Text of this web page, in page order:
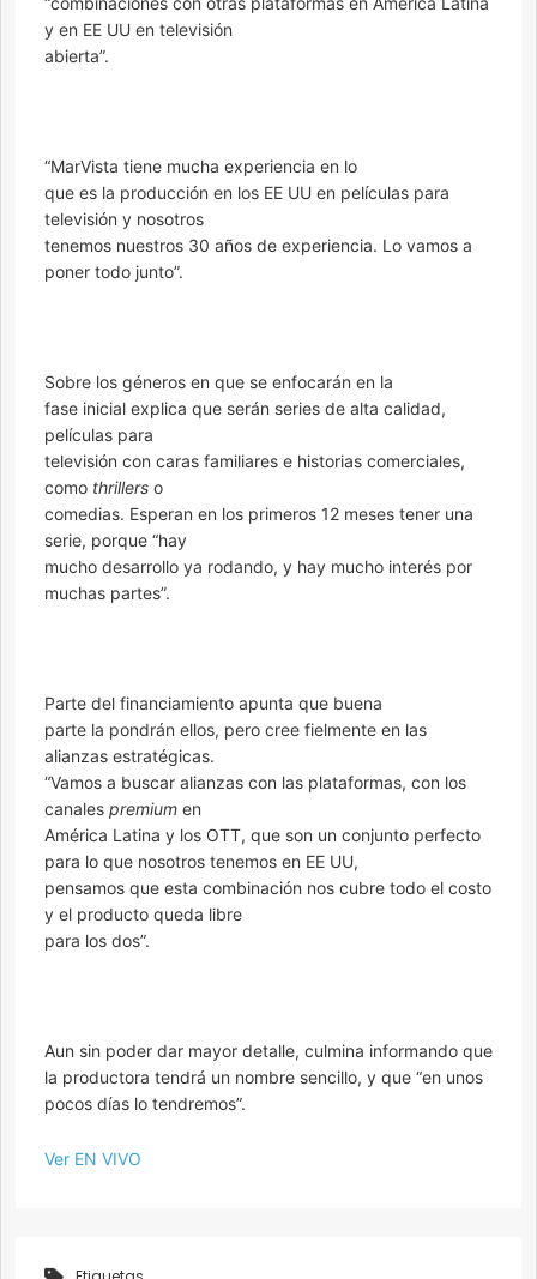
y en EE UU en televisión
abierta”.
“MarVista tiene mucha experiencia en lo
que es la producción en los EE UU en películas para
televisión y nosotros
tenemos nuestros 30 años de experiencia. Lo vamos a
poner todo junto”.
Sobre los géneros en que se enfocarán en la
fase inicial explica que serán series de alta calidad,
películas para
televisión con caras familiares e historias comerciales,
como thrillers o
comedias. Esperan en los primeros 12 meses tener una
serie, porque “hay
mucho desarrollo ya rodando, y hay mucho interés por
muchas partes”.
Parte del financiamiento apunta que buena
parte la pondrán ellos, pero cree fielmente en las
alianzas estratégicas.
“Vamos a buscar alianzas con las plataformas, con los
canales premium en
América Latina y los OTT, que son un conjunto perfecto
para lo que nosotros tenemos en EE UU,
pensamos que esta combinación nos cubre todo el costo
y el producto queda libre
para los dos”.
Aun sin poder dar mayor detalle, culmina informando que
la productora tendrá un nombre sencillo, y que “en unos
pocos días lo tendremos”.
Ver EN VIVO